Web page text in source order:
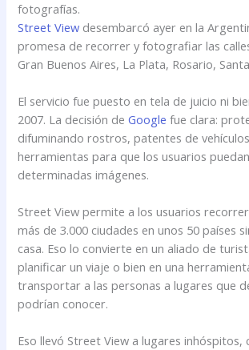
fotografías.
Street View desembarcó ayer en la
promesa de recorrer y fotografiar las
Gran Buenos Aires, La Plata, Rosario,
El servicio fue puesto en tela de juicio ni
2007. La decisión deGoogle fue clara:
difuminando rostros, patentes de
herramientas para que los usuarios
determinadas imágenes.
Street View permite a los usuarios
más de 3.000 ciudades en unos 50 países
casa. Eso lo convierte en un aliado de
planificar un viaje o bien en una
transportar a las personas a lugares que
podrían conocer.
Eso llevó Street View a lugares inhóspitos,